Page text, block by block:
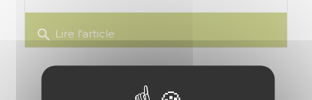
search Lire l'article